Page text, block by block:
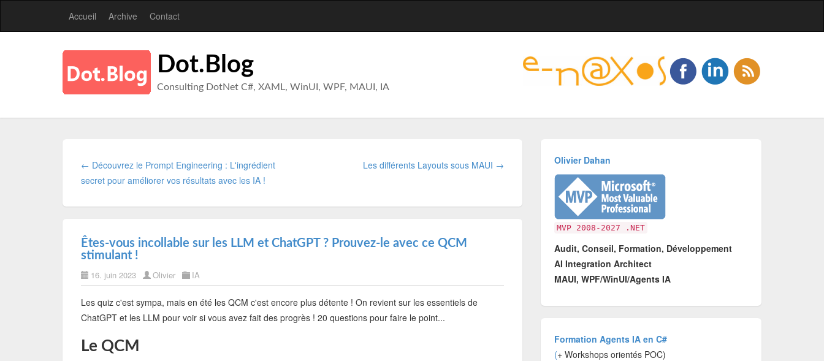
Accueil Archive Contact
Dot.Blog
Consulting DotNet C#, XAML, WinUI, WPF, MAUI, IA
← Découvrez le Prompt Engineering : L'ingrédient
secret pour améliorer vos résultats avec les IA !
Les différents Layouts sous MAUI →
Êtes-vous incollable sur les LLM et ChatGPT ? Prouvez-le avec ce QCM
stimulant !
16. juin 2023 Olivier IA
Les quiz c'est sympa, mais en été les QCM c'est encore plus détente ! On revient sur les essentiels de
ChatGPT et les LLM pour voir si vous avez fait des progrès ! 20 questions pour faire le point...
Le QCM
Olivier Dahan
MVP 2008-2027 .NET
Audit, Conseil, Formation, Développement
AI Integration Architect
MAUI, WPF/WinUI/Agents IA
Formation Agents IA en C#
(+ Workshops orientés POC)